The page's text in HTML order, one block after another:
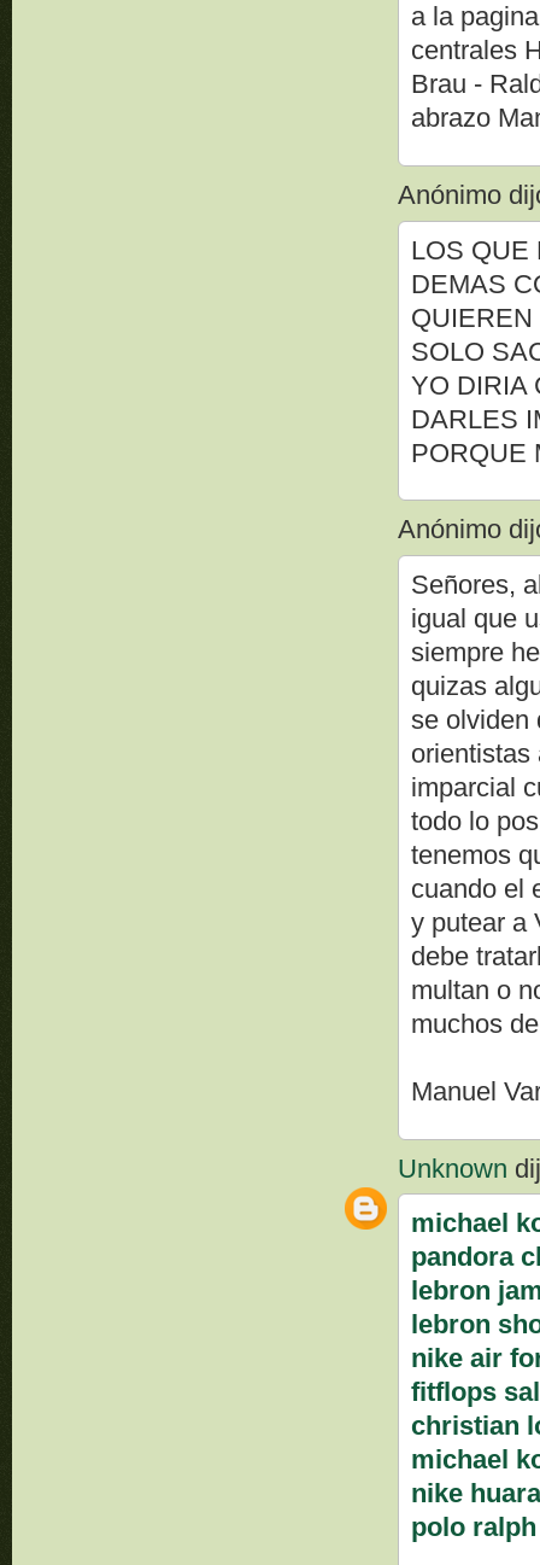
a la
centrales
Brau -
abrazo
Anónimo
LOS QUE
DEMAS
QUIEREN
SOLO
YO DIRIA
DARLES
PORQUE
Anónimo
Señores,
igual que
siempre
quizas
se olviden
orientistas
imparcial
todo lo
tenemos
cuando el
y putear a
debe
multan o
muchos
Manuel
Unknown
michael
pandora
lebron
lebron
nike air
fitflops
christian
michael
nike
polo